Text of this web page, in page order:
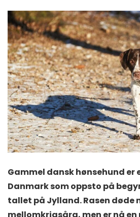
Gammel dansk hønsehund er
Danmark som oppsto på
tallet på Jylland. Rasen døde